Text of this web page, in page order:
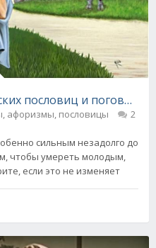
пословиц и поговорок
афоризмы, пословицы 2
сильным незадолго до
чтобы умереть молодым,
если это не изменяет